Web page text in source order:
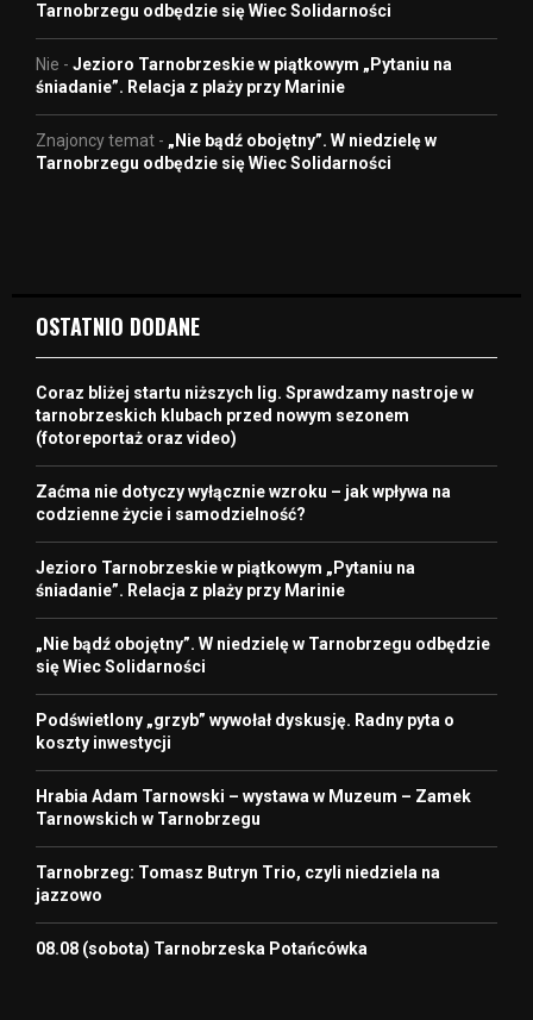
Tarnobrzegu odbędzie się Wiec Solidarności
Nie - Jezioro Tarnobrzeskie w piątkowym „Pytaniu na
śniadanie”. Relacja z plaży przy Marinie
Znajoncy temat - „Nie bądź obojętny”. W niedzielę w
Tarnobrzegu odbędzie się Wiec Solidarności
OSTATNIO DODANE
Coraz bliżej startu niższych lig. Sprawdzamy nastroje w
tarnobrzeskich klubach przed nowym sezonem
(fotoreportaż oraz video)
Zaćma nie dotyczy wyłącznie wzroku – jak wpływa na
codzienne życie i samodzielność?
Jezioro Tarnobrzeskie w piątkowym „Pytaniu na
śniadanie”. Relacja z plaży przy Marinie
„Nie bądź obojętny”. W niedzielę w Tarnobrzegu odbędzie
się Wiec Solidarności
Podświetlony „grzyb” wywołał dyskusję. Radny pyta o
koszty inwestycji
Hrabia Adam Tarnowski – wystawa w Muzeum – Zamek
Tarnowskich w Tarnobrzegu
Tarnobrzeg: Tomasz Butryn Trio, czyli niedziela na
jazzowo
08.08 (sobota) Tarnobrzeska Potańcówka